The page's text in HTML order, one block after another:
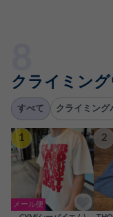
クライミン
すべて クライミング
1
メール便
2